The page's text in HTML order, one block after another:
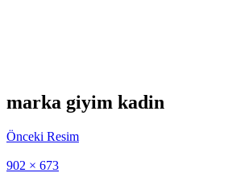
marka giyim kadin
Önceki Resim
Full
902 × 673